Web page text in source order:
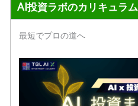
AI投資ラボのカリキュラム
最短でプロの道へ